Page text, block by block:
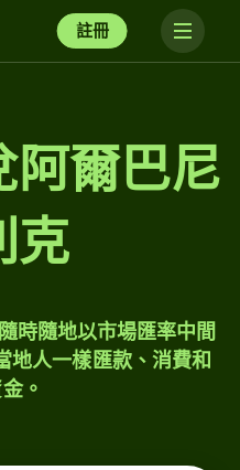
註冊
阿爾巴尼
克
時隨地以市場匯率中間
地人一樣匯款、消費和
。